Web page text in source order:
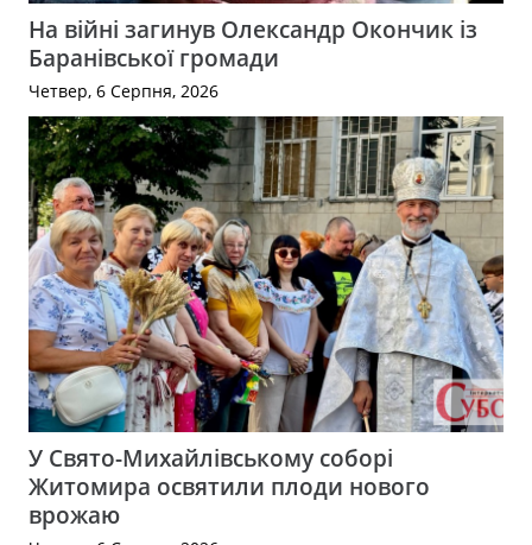
На війні загинув Олександр Окончик із
Баранівської громади
Четвер, 6 Серпня, 2026
У Свято-Михайлівському соборі
Житомира освятили плоди нового
врожаю